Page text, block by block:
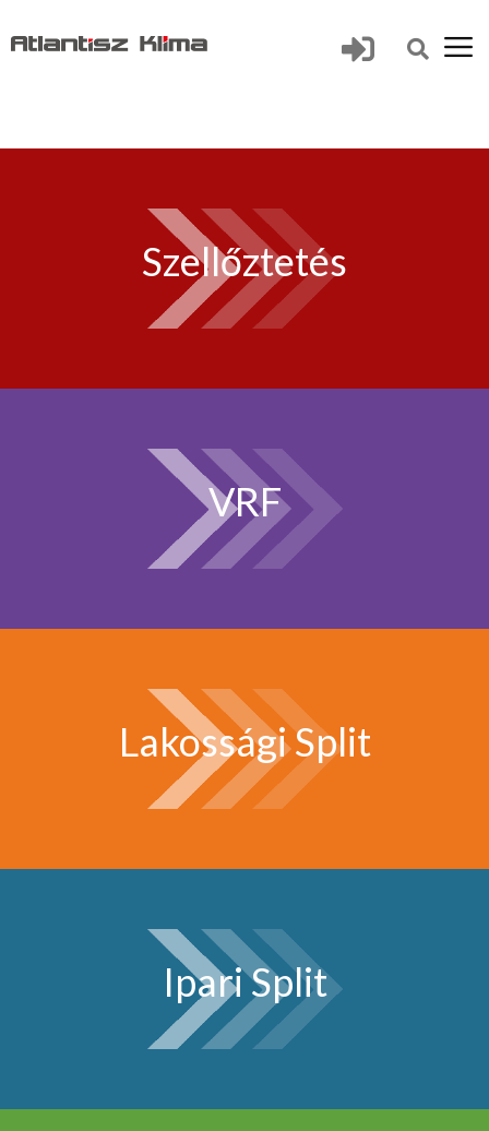
Szellőztetés
VRF
Lakossági Split
Ipari Split